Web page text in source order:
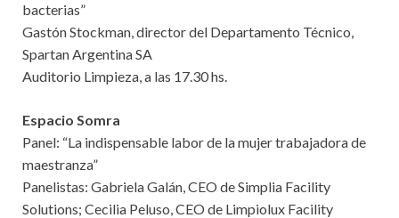
bacterias”
Gastón Stockman, director del Departamento Técnico,
Spartan Argentina SA
Auditorio Limpieza, a las 17.30 hs.
Espacio Somra
Panel: “La indispensable labor de la mujer trabajadora de
maestranza”
Panelistas: Gabriela Galán, CEO de Simplia Facility
Solutions; Cecilia Peluso, CEO de Limpiolux Facility